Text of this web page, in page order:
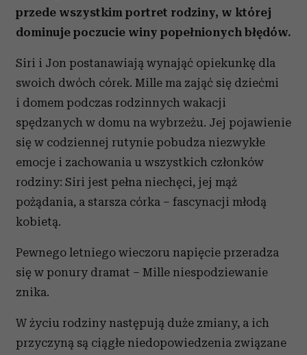
przede wszystkim portret rodziny, w której
dominuje poczucie winy popełnionych błędów.
Siri i Jon postanawiają wynająć opiekunkę dla
swoich dwóch córek. Mille ma zająć się dziećmi
i domem podczas rodzinnych wakacji
spędzanych w domu na wybrzeżu. Jej pojawienie
się w codziennej rutynie pobudza niezwykłe
emocje i zachowania u wszystkich członków
rodziny: Siri jest pełna niechęci, jej mąż
pożądania, a starsza córka – fascynacji młodą
kobietą.
Pewnego letniego wieczoru napięcie przeradza
się w ponury dramat – Mille niespodziewanie
znika.
W życiu rodziny następują duże zmiany, a ich
przyczyną są ciągłe niedopowiedzenia związane